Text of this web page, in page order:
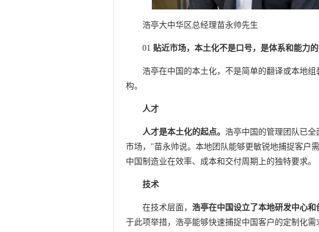
浩亭大中华区总经理苗永帅先生
01 贴近市场，本土化不是口号，是体系和能力
浩亭在中国的本土化，不是简单的翻译或本地
构。
人才
人才是本土化的起点。 浩亭中国的管理团队已
市场，"苗永帅说。本地团队能够更敏锐地捕捉客户
中国制造业在效率、成本和交付周期上的独特要求。
技术
在技术层面， 浩亭在中国设立了本地研发中心和
于此项举措，浩亭能够快速捕捉中国客户的定制化